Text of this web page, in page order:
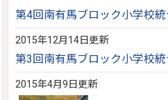
第4回南有馬ブロック小学校
2015年12月14日更新
第3回南有馬ブロック小学校
2015年4月9日更新